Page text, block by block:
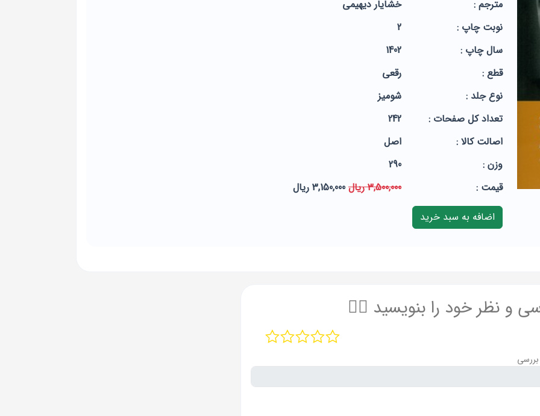
مترجم :
خشایار دیهیمی
نوبت چاپ :
2
سال چاپ :
1402
قطع :
رقعی
نوع جلد :
شومیز
تعداد کل صفحات :
242
اصالت کالا :
اصل
وزن :
290
قيمت :
3,500,000 ریال 3,150,000 ریال
و نظر خود را بنویسید ✍🏻